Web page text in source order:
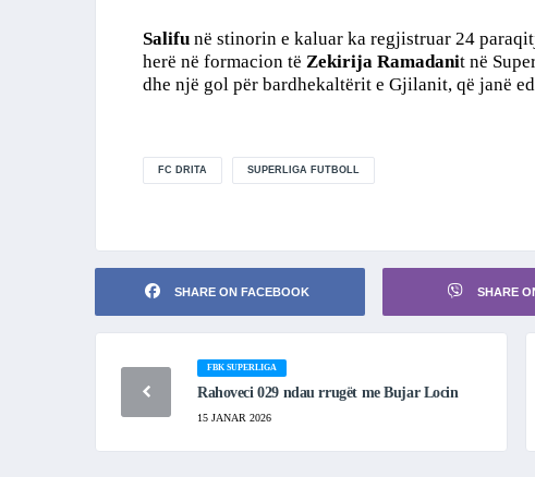
Salifu në stinorin e kaluar ka regjistruar 24
herë në formacion të Zekirija Ramadanit në
dhe një gol për bardhekaltërit e Gjilanit, që janë
FC DRITA SUPERLIGA FUTBOLL
SHARE ON FACEBOOK SHARE
FBK SUPERLIGA
Rahoveci 029 ndau rrugët me Bujar Locin
15 JANAR 2026